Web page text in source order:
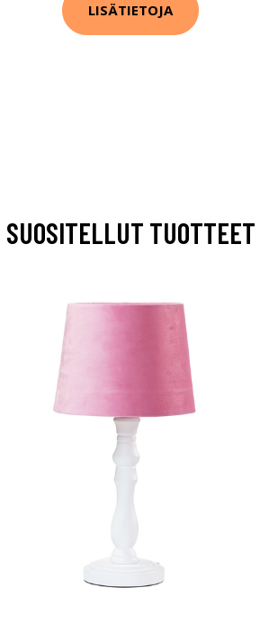
LISÄTIETOJA
SUOSITELLUT TUOTTEET